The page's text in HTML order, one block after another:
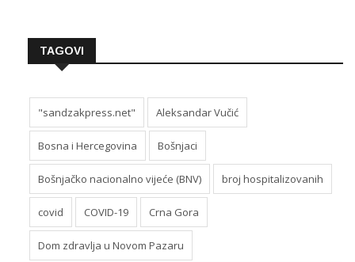
TAGOVI
"sandzakpress.net" Aleksandar Vučić
Bosna i Hercegovina Bošnjaci
Bošnjačko nacionalno vijeće (BNV) broj hospitalizovanih
covid COVID-19 Crna Gora
Dom zdravlja u Novom Pazaru